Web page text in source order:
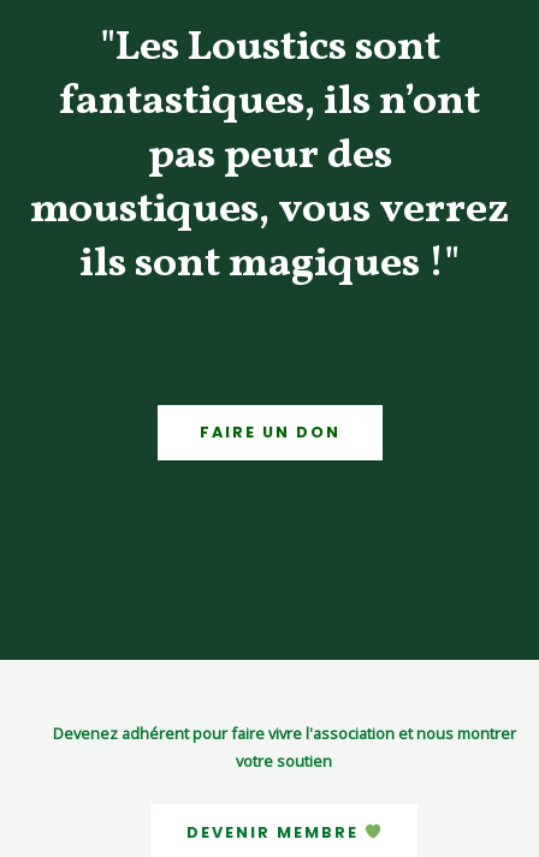
"Les Loustics sont
fantastiques, ils n’ont
pas peur des
moustiques, vous verrez
ils sont magiques !"
FAIRE UN DON
Devenez adhérent pour faire vivre l'association et nous montrer
votre soutien
DEVENIR MEMBRE